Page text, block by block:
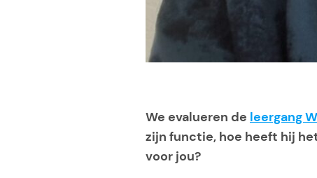
We evalueren de leergang
zijn functie, hoe heeft hij
voor jou?